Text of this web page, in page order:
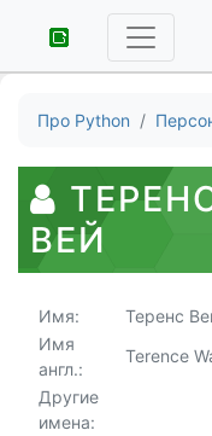
Про Python
ВЕЙ
Имя:
Теренс
Имя
англ.:
Terence
Другие
имена: